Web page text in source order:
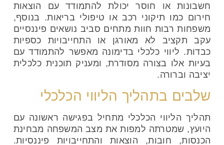
חשבונות או חוסר יכולת להתמודד עם הוצאות
חירום כמו תיקוני רכב או טיפולי בריאות. בנוסף,
משפחות רבות חוות מתחים סביב נושאים פיננסיים
עקב תקציב לא מאורגן או התחייבויות כספיות
כבדות. ליווי כלכלי בדימונה מאפשר להתמודד עם
בעיות אלו בצורה מסודרת, ומעניק תוכנית כלכלית
יציבה וברורה.
שלבים בתהליך הליווי הכלכלי
תהליך הליווי הכלכלי מתחיל בפגישה ראשונה עם
היועץ, שמטרתה למפות את מצב המשפחה מבחינת
הכנסות, חובות, הוצאות והתחייבויות פיננסיות.